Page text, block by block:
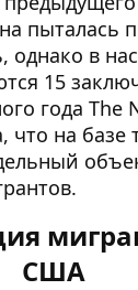
пыталась
однако в
15
года The
что на базе
США